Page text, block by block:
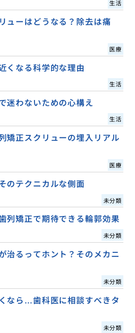
生活
ューはどうなる？除去は痛
医療
くなる科学的な理由
生活
迷わないための心構え
生活
矯正スクリューの埋入リアル
医療
のテクニカルな側面
未分類
列矯正で期待できる輪郭効果
未分類
治るってホント？そのメカニ
未分類
なら…歯科医に相談すべきタ
未分類